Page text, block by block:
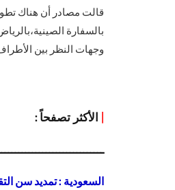
قالت مصادر أن هناك
بالسفارة
وجهات النظر بين
الأكثر تصفحاً :
السعودية : تمديد سن التقاعد الى 65 سنة لكل موظف مدني